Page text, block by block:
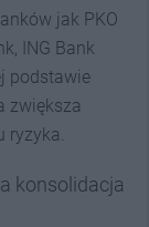
jak PKO
ING Bank
podstawie
zwiększa
konsolidacja